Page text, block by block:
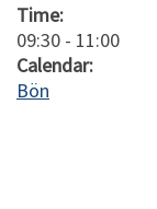
Time:
09:30 - 11:00
Calendar:
Bön